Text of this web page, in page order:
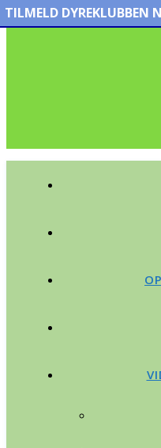
TILMELD DYREKLUBBEN